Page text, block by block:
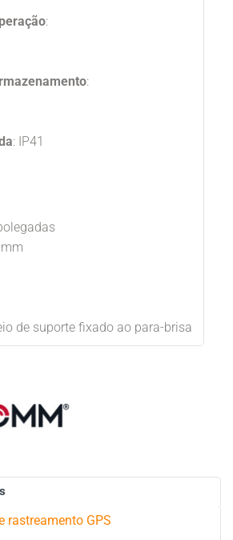
:
:
: IP41
de suporte fixado ao para-brisa
rastreamento GPS